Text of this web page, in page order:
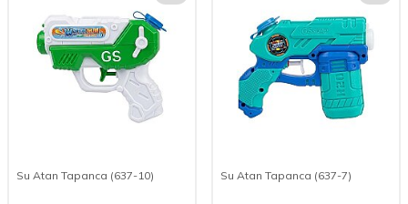
Su Atan Tapanca (637-10) Su Atan Tapanca (637-7)